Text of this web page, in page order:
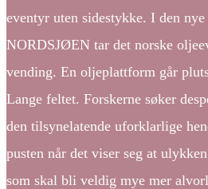
eventyr uten sidestykke. I den
NORDSJØEN tar det norske
vending. En oljeplattform går
Lange feltet. Forskerne søker
den tilsynelatende uforklarlige
pusten når det viser seg at
som skal bli veldig mye mer